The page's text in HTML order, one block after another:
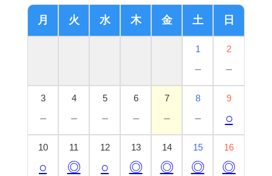
月 火 水 木 金 土 日
1
－
2
－
3
－
4
－
5
－
6
－
7
－
8
－
9
○
10
○
11
◎
12
○
13
◎
14
◎
15
◎
16
◎